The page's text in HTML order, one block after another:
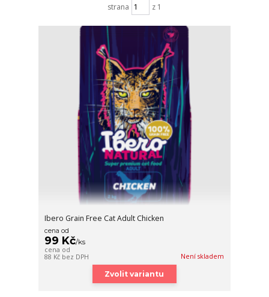
strana
z 1
Ibero Grain Free Cat Adult Chicken
cena od
99 Kč/ks
cena od
88 Kč bez DPH Není skladem
Zvolit variantu